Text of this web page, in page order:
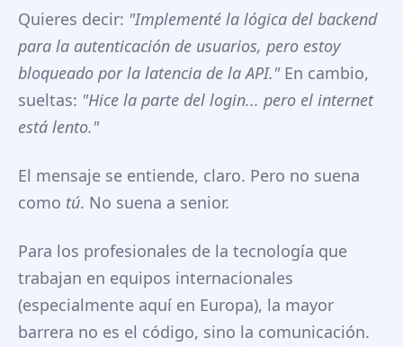
Quieres decir: "Implementé la lógica del backend
para la autenticación de usuarios, pero estoy
bloqueado por la latencia de la API."En cambio,
sueltas: "Hice la parte del login... pero el internet
está lento."
El mensaje se entiende, claro. Pero no suena
como tú. No suena a senior.
Para los profesionales de la tecnología que
trabajan en equipos internacionales
(especialmente aquí en Europa), la mayor
barrera no es el código, sino la comunicación.